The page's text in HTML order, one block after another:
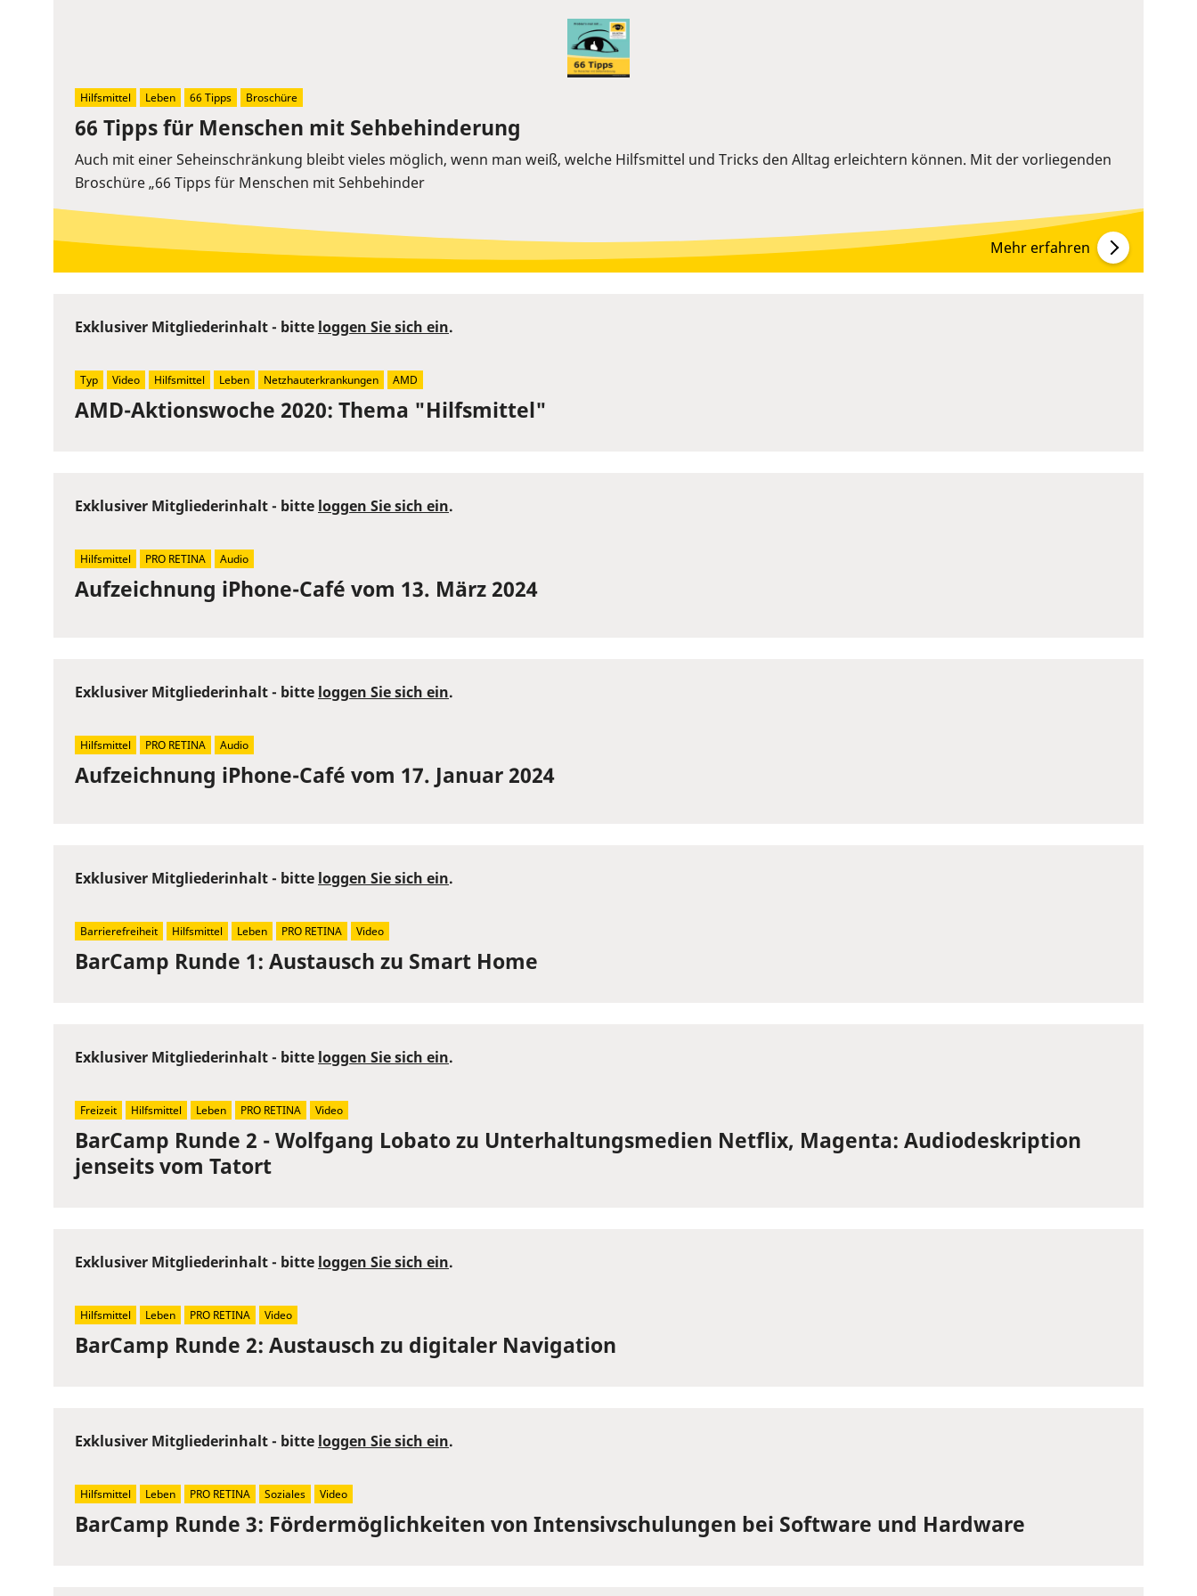
66 Tipps für Menschen mit Sehbehinderung
Auch mit einer Seheinschränkung bleibt vieles möglich, wenn man weiß, welche Hilfsmittel und Tricks den Alltag erleichtern können. Mit der vorliegenden
Broschüre „66 Tipps für Menschen mit Sehbehinder
Hilfsmittel Leben 66 Tipps Broschüre
Mehr erfahren
AMD-Aktionswoche 2020: Thema "Hilfsmittel"
Exklusiver Mitgliederinhalt - bitte loggen Sie sich ein.
Typ Video Hilfsmittel Leben Netzhauterkrankungen AMD
Aufzeichnung iPhone-Café vom 13. März 2024
Exklusiver Mitgliederinhalt - bitte loggen Sie sich ein.
Hilfsmittel PRO RETINA Audio
Aufzeichnung iPhone-Café vom 17. Januar 2024
Exklusiver Mitgliederinhalt - bitte loggen Sie sich ein.
Hilfsmittel PRO RETINA Audio
BarCamp Runde 1: Austausch zu Smart Home
Exklusiver Mitgliederinhalt - bitte loggen Sie sich ein.
Barrierefreiheit Hilfsmittel Leben PRO RETINA Video
BarCamp Runde 2 - Wolfgang Lobato zu Unterhaltungsmedien Netflix, Magenta: Audiodeskription
jenseits vom Tatort
Exklusiver Mitgliederinhalt - bitte loggen Sie sich ein.
Freizeit Hilfsmittel Leben PRO RETINA Video
BarCamp Runde 2: Austausch zu digitaler Navigation
Exklusiver Mitgliederinhalt - bitte loggen Sie sich ein.
Hilfsmittel Leben PRO RETINA Video
BarCamp Runde 3: Fördermöglichkeiten von Intensivschulungen bei Software und Hardware
Exklusiver Mitgliederinhalt - bitte loggen Sie sich ein.
Hilfsmittel Leben PRO RETINA Soziales Video